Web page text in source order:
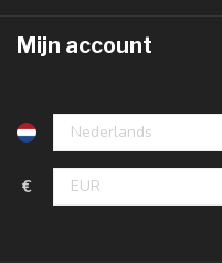
Mijn account
€